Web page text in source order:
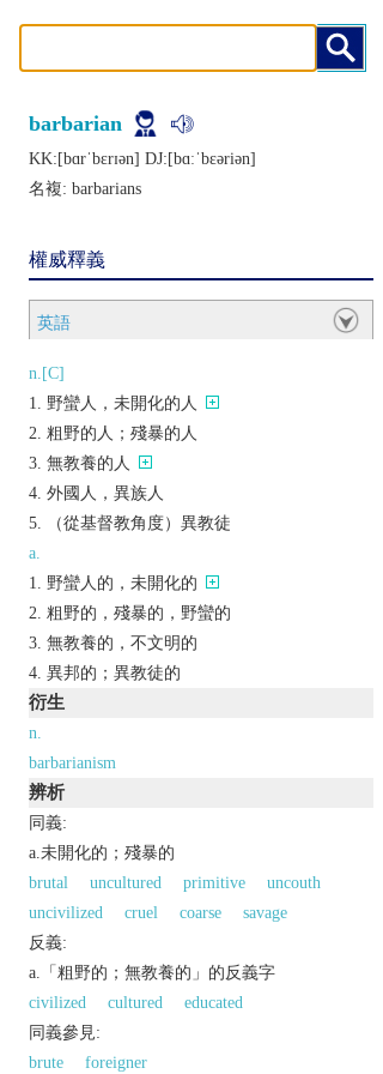
barbarian
KK:[bɑrˈbɛrɪǝn] DJ:[bɑːˈbɛǝriǝn]
名複: barbarians
權威釋義
英語
n.[C]
野蠻人，未開化的人
粗野的人；殘暴的人
無教養的人
外國人，異族人
（從基督教角度）異教徒
a.
野蠻人的，未開化的
粗野的，殘暴的，野蠻的
無教養的，不文明的
異邦的；異教徒的
衍生
n.
barbarianism
辨析
同義:
a.未開化的；殘暴的
brutal
uncultured primitive
uncouth
uncivilized
cruel coarse
savage
反義:
a.「粗野的；無教養的」的反義字
civilized
cultured
educated
同義參見:
brute
foreigner